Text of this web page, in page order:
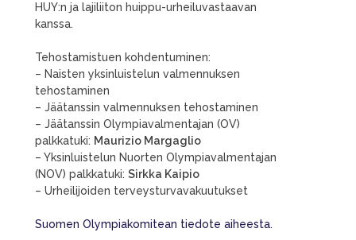
HUY:n ja lajiliiton huippu-urheiluvastaavan
kanssa.
Tehostamistuen kohdentuminen:
– Naisten yksinluistelun valmennuksen
tehostaminen
– Jäätanssin valmennuksen tehostaminen
– Jäätanssin Olympiavalmentajan (OV)
palkkatuki: Maurizio Margaglio
– Yksinluistelun Nuorten Olympiavalmentajan
(NOV) palkkatuki: Sirkka Kaipio
– Urheilijoiden terveysturvavakuutukset
Suomen Olympiakomitean tiedote aiheesta.